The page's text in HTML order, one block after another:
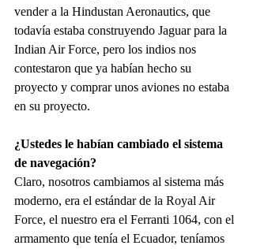
vender a la Hindustan Aeronautics, que
todavía estaba construyendo Jaguar para la
Indian Air Force, pero los indios nos
contestaron que ya habían hecho su
proyecto y comprar unos aviones no estaba
en su proyecto.
¿Ustedes le habían cambiado el sistema
de navegación?
Claro, nosotros cambiamos al sistema más
moderno, era el estándar de la Royal Air
Force, el nuestro era el Ferranti 1064, con el
armamento que tenía el Ecuador, teníamos